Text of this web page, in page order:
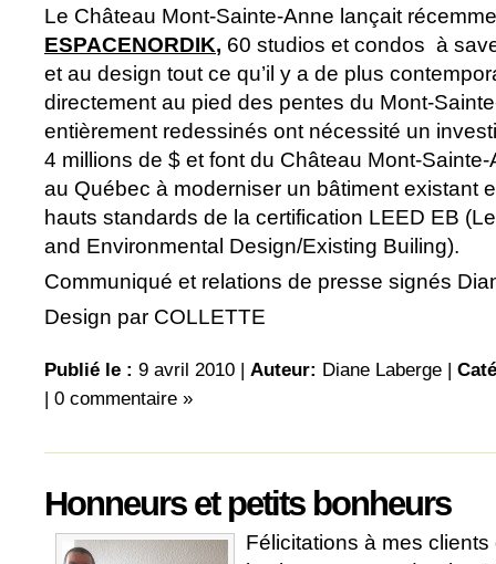
Le Château Mont-Sainte-Anne lançait
ESPACENORDIK, 60 studios et condos à
et au design tout ce qu’il y a de plus
directement au pied des pentes du Mont-
entièrement redessinés ont nécessité un
4 millions de $ et font du Château Mont-
au Québec à moderniser un bâtiment existant
hauts standards de la certification LEED EB
and Environmental Design/Existing Builing).
Communiqué et relations de presse signés
Design par COLLETTE
Publié le : 9 avril 2010 | Auteur: Diane Laberge |
| 0 commentaire »
Honneurs et petits bonheurs
Félicitations à mes